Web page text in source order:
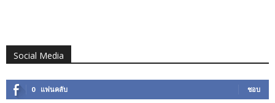
Social Media
0 แฟนคลับ ชอบ